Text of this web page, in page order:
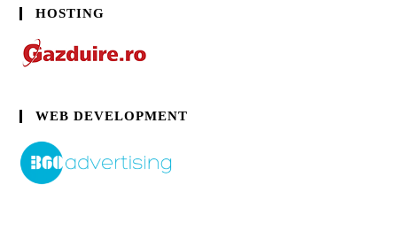
HOSTING
WEB DEVELOPMENT